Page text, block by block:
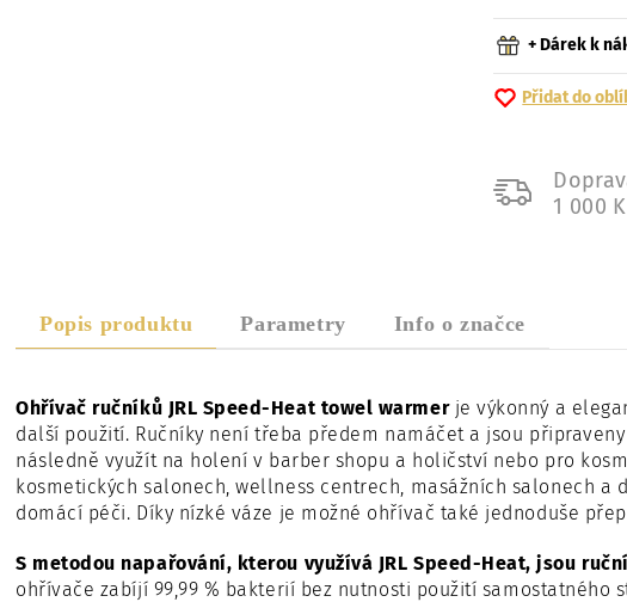
+ Dárek k
Přidat do
1 000
Popis produktu Parametry Info o značce
Ohřívač ručníků JRL Speed-Heat towel warmerje výkonný a
další použití. Ručníky není třeba předem namáčet a jsou
následně využít na holení v barber shopu a holičství nebo pro
kosmetických salonech, wellness centrech, masážních salonech a
domácí péči. Díky nízké váze je možné ohřívač také jednoduše
S metodou napařování, kterou využívá JRL Speed-Heat, jsou
ohřívače zabíjí 99,99 % bakterií bez nutnosti použití samostatného